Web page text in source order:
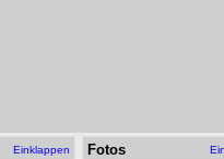
Einklappen Fotos